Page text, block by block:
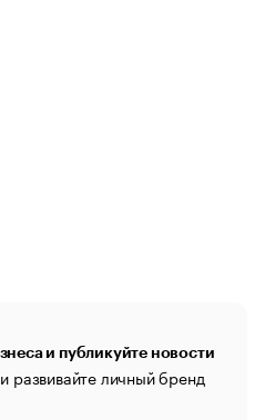
и публикуйте новости
развивайте личный бренд